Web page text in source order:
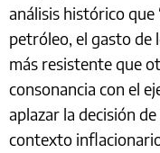
análisis histórico que
petróleo, el gasto de
más resistente que
consonancia con el
aplazar la decisión
contexto